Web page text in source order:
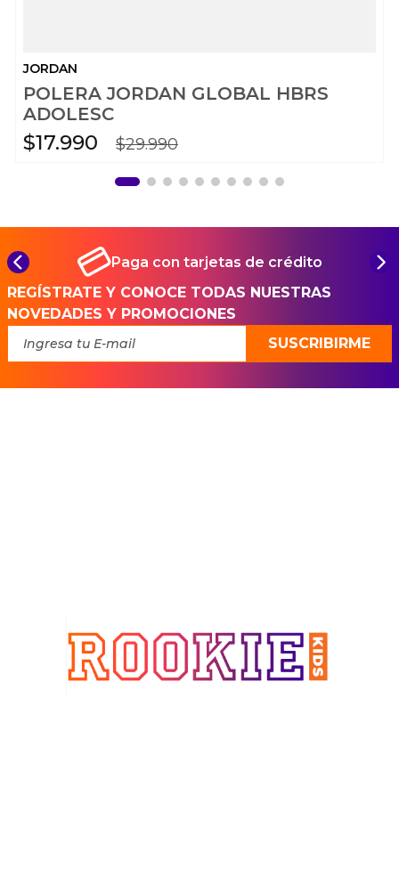
JORDAN
POLERA JORDAN GLOBAL HBRS
ADOLESC
$17.990 $29.990
Paga con tarjetas de crédito
REGÍSTRATE Y CONOCE TODAS NUESTRAS
NOVEDADES Y PROMOCIONES
SUSCRIBIRME